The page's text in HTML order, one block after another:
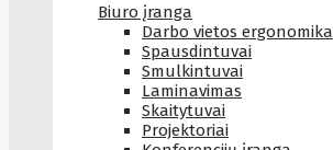
Biuro įranga
Darbo vietos ergonomika
Spausdintuvai
Smulkintuvai
Laminavimas
Skaitytuvai
Projektoriai